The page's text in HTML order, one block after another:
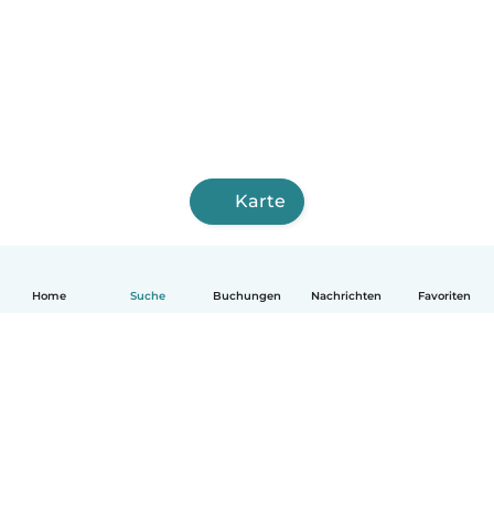
Home Suche Buchungen Nachrichten Favoriten
Karte